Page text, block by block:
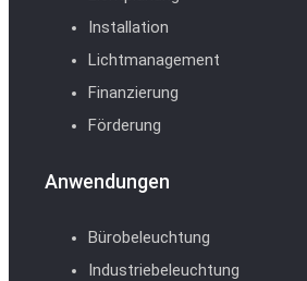
Installation
Lichtmanagement
Finanzierung
Förderung
Anwendungen
Bürobeleuchtung
Industriebeleuchtung